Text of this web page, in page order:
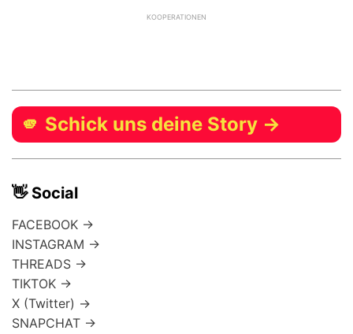
KOOPERATIONEN
🫵 Schick uns deine Story →
👋 Social
FACEBOOK →
INSTAGRAM →
THREADS →
TIKTOK →
X (Twitter) →
SNAPCHAT →